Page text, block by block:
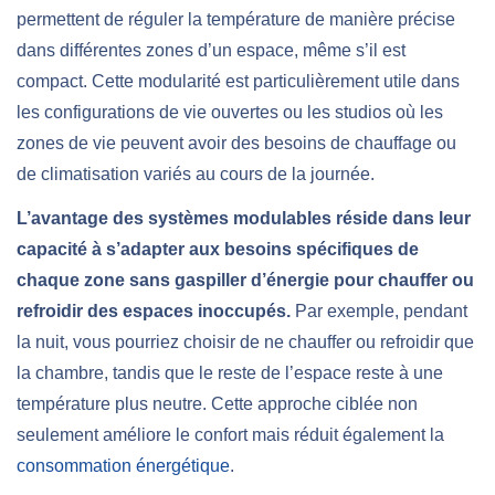
permettent de réguler la température de manière précise
dans différentes zones d’un espace, même s’il est
compact. Cette modularité est particulièrement utile dans
les configurations de vie ouvertes ou les studios où les
zones de vie peuvent avoir des besoins de chauffage ou
de climatisation variés au cours de la journée.
L’avantage des systèmes modulables réside dans leur
capacité à s’adapter aux besoins spécifiques de
chaque zone sans gaspiller d’énergie pour chauffer ou
refroidir des espaces inoccupés. Par exemple, pendant
la nuit, vous pourriez choisir de ne chauffer ou refroidir que
la chambre, tandis que le reste de l’espace reste à une
température plus neutre. Cette approche ciblée non
seulement améliore le confort mais réduit également la
consommation énergétique.